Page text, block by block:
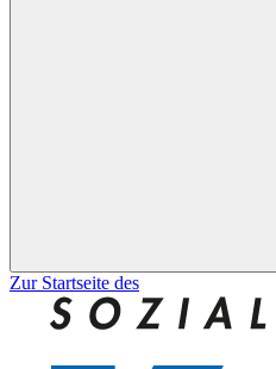
Zur Startseite des